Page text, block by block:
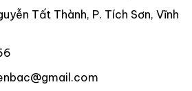
Tất Thành, P. Tích Sơn, Vĩnh